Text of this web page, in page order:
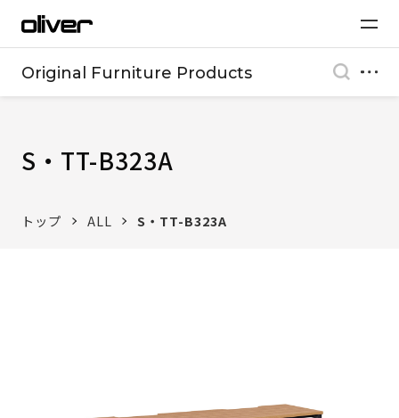
Original Furniture Products
S・TT-B323A
トップ ALL S・TT-B323A